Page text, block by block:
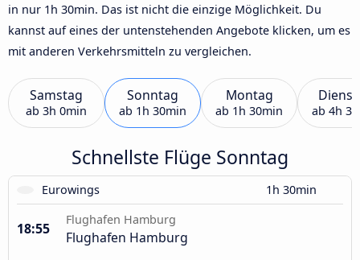
in nur 1h 30min. Das ist nicht die einzige Möglichkeit. Du
kannst auf eines der untenstehenden Angebote klicken, um es
mit anderen Verkehrsmitteln zu vergleichen.
Samstag
ab 3h 0min
Sonntag
ab 1h 30min
Montag
ab 1h 30min ab 4h
Schnellste Flüge Sonntag
Eurowings 1h 30min
18:55
Flughafen Hamburg
Flughafen Hamburg